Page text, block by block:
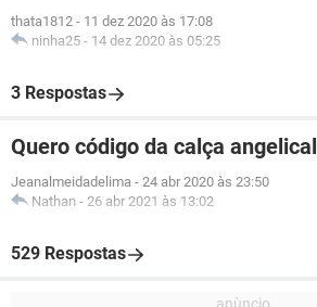
thata1812 - 11 dez 2020 às 17:08
ninha25 - 14 dez 2020 às 05:25
3 Respostas
Quero código da calça angelical
Jeanalmeidadelima - 24 abr 2020 às 23:50
Nathan - 26 abr 2021 às 13:02
529 Respostas